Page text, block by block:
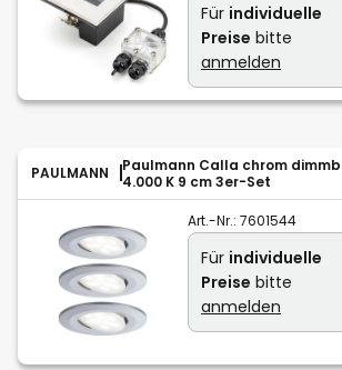
Für individuelle
Preise bitte
anmelden
PAULMANN
Paulmann Calla chrom
4.000 K 9 cm 3er-Set
Art.-Nr.: 7601544
Für individuelle
Preise bitte
anmelden